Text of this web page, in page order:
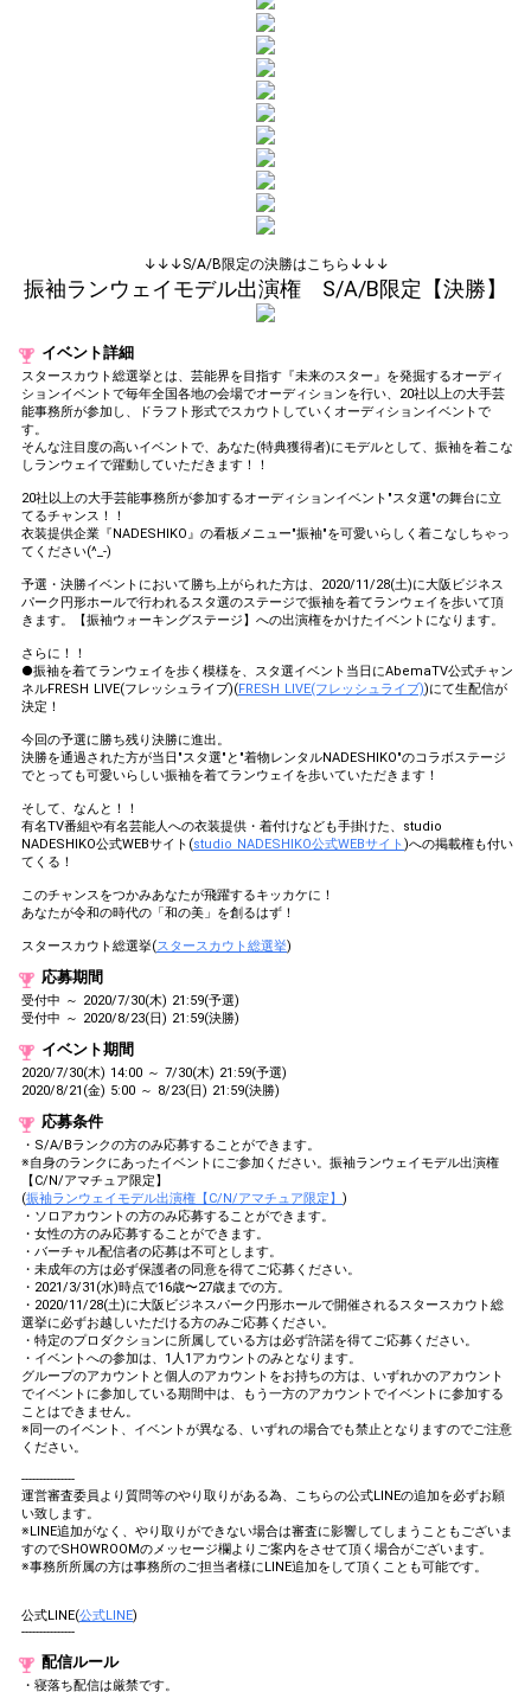
Throw gifts to the stage and join
(once a day)! You can also charge
you must use Show Gold.
You can post comments. Please
refrain from posting comments
that may offend performers or
other users.
↓↓↓S/A/B限定の決勝はこちら↓↓↓
振袖ランウェイモデル出演権 S/A/B限定【決勝】
イベント詳細
スタースカウト総選挙とは、芸能界を目指す『未来のスター』を発掘するオーディ
ションイベントで毎年全国各地の会場でオーディションを行い、20社以上の大手芸
能事務所が参加し、ドラフト形式でスカウトしていくオーディションイベントで
す。
そんな注目度の高いイベントで、あなた(特典獲得者)にモデルとして、振袖を着こな
しランウェイで躍動していただきます！！
20社以上の大手芸能事務所が参加するオーディションイベント"スタ選"の舞台に立
てるチャンス！！
衣装提供企業『NADESHIKO』の看板メニュー"振袖"を可愛いらしく着こなしちゃっ
てください(^_-)
予選・決勝イベントにおいて勝ち上がられた方は、2020/11/28(土)に大阪ビジネス
パーク円形ホールで行われるスタ選のステージで振袖を着てランウェイを歩いて頂
きます。【振袖ウォーキングステージ】への出演権をかけたイベントになります。
さらに！！
●振袖を着てランウェイを歩く模様を、スタ選イベント当日にAbemaTV公式チャン
ネルFRESH LIVE(フレッシュライブ)(FRESH LIVE(フレッシュライブ))にて生配信が
決定！
今回の予選に勝ち残り決勝に進出。
決勝を通過された方が当日"スタ選"と"着物レンタルNADESHIKO"のコラボステージ
でとっても可愛いらしい振袖を着てランウェイを歩いていただきます！
そして、なんと！！
有名TV番組や有名芸能人への衣装提供・着付けなども手掛けた、studio
NADESHIKO公式WEBサイト(studio NADESHIKO公式WEBサイト)への掲載権も付い
てくる！
このチャンスをつかみあなたが飛躍するキッカケに！
あなたが令和の時代の「和の美」を創るはず！
スタースカウト総選挙(スタースカウト総選挙)
応募期間
受付中 ～ 2020/7/30(木) 21:59(予選)
受付中 ～ 2020/8/23(日) 21:59(決勝)
イベント期間
2020/7/30(木) 14:00 ～ 7/30(木) 21:59(予選)
2020/8/21(金) 5:00 ～ 8/23(日) 21:59(決勝)
応募条件
・S/A/Bランクの方のみ応募することができます。
※自身のランクにあったイベントにご参加ください。振袖ランウェイモデル出演権
【C/N/アマチュア限定】
(振袖ランウェイモデル出演権【C/N/アマチュア限定】 )
・ソロアカウントの方のみ応募することができます。
・女性の方のみ応募することができます。
・バーチャル配信者の応募は不可とします。
・未成年の方は必ず保護者の同意を得てご応募ください。
・2021/3/31(水)時点で16歳〜27歳までの方。
・2020/11/28(土)に大阪ビジネスパーク円形ホールで開催されるスタースカウト総
選挙に必ずお越しいただける方のみご応募ください。
・特定のプロダクションに所属している方は必ず許諾を得てご応募ください。
・イベントへの参加は、1人1アカウントのみとなります。
グループのアカウントと個人のアカウントをお持ちの方は、いずれかのアカウント
でイベントに参加している期間中は、もう一方のアカウントでイベントに参加する
ことはできません。
※同一のイベント、イベントが異なる、いずれの場合でも禁止となりますのでご注意
ください。
---------------
運営審査委員より質問等のやり取りがある為、こちらの公式LINEの追加を必ずお願
い致します。
※LINE追加がなく、やり取りができない場合は審査に影響してしまうこともございま
すのでSHOWROOMのメッセージ欄よりご案内をさせて頂く場合がございます。
※事務所所属の方は事務所のご担当者様にLINE追加をして頂くことも可能です。
公式LINE(公式LINE)
---------------
配信ルール
・寝落ち配信は厳禁です。